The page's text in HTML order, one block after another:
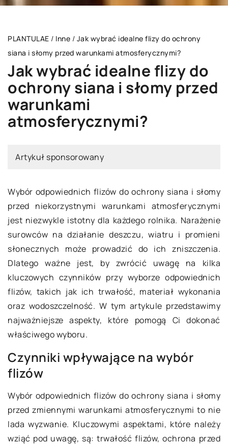
PLANTULAE / Inne / Jak wybrać idealne flizy do ochrony
siana i słomy przed warunkami atmosferycznymi?
Jak wybrać idealne flizy do
ochrony siana i słomy przed
warunkami
atmosferycznymi?
Artykuł sponsorowany
Wybór odpowiednich flizów do ochrony siana i słomy
przed niekorzystnymi warunkami atmosferycznymi
jest niezwykle istotny dla każdego rolnika. Narażenie
surowców na działanie deszczu, wiatru i promieni
słonecznych może prowadzić do ich zniszczenia.
Dlatego ważne jest, by zwrócić uwagę na kilka
kluczowych czynników przy wyborze odpowiednich
flizów, takich jak ich trwałość, materiał wykonania
oraz wodoszczelność. W tym artykule przedstawimy
najważniejsze aspekty, które pomogą Ci dokonać
właściwego wyboru.
Czynniki wpływające na wybór
flizów
Wybór odpowiednich flizów do ochrony siana i słomy
przed zmiennymi warunkami atmosferycznymi to nie
lada wyzwanie. Kluczowymi aspektami, które należy
wziąć pod uwagę, są: trwałość flizów, ochrona przed